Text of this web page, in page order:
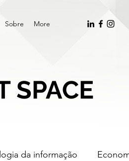
Sobre More
SPACE
da informação